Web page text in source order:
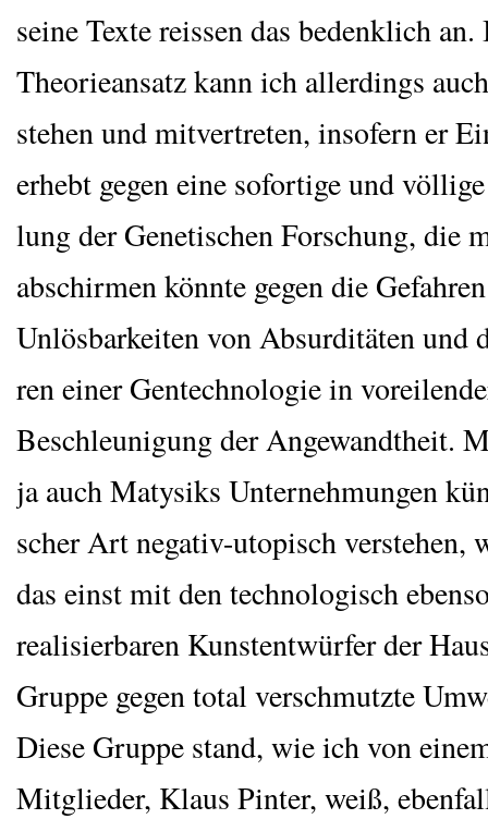
sei­ne Tex­te reis­sen das bedenk­lich an.
Theo­rie­an­satz kann ich aller­dings
ste­hen und mit­ver­tre­ten, inso­fern er
erhebt gegen eine sofor­ti­ge und
lung der Gene­ti­schen For­schung, die
abschir­men könn­te gegen die
Unlös­bar­kei­ten von Absur­di­tä­ten und
ren einer Gen­tech­no­lo­gie in
Beschleu­ni­gung der Ange­wandt­heit.
ja auch Maty­siks Unter­neh­mun­gen
scher Art nega­tiv-uto­pisch ver­ste­hen,
das einst mit den tech­no­lo­gisch
rea­li­sier­ba­ren Kunst­ent­würfer der
Grup­pe gegen total ver­schmutz­te
Die­se Grup­pe stand, wie ich von
Mit­glie­der, Klaus Pin­ter, weiß,